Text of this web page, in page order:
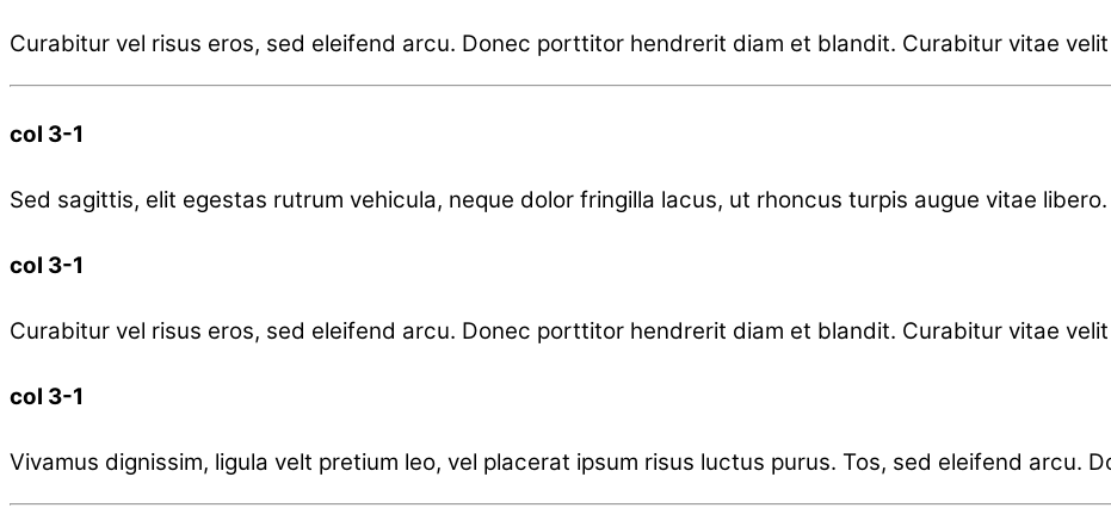
Curabitur vel risus eros, sed eleifend arcu. Donec porttitor hendrerit diam et blandit. Curabitur vitae
col 3-1
Sed sagittis, elit egestas rutrum vehicula, neque dolor fringilla lacus, ut rhoncus turpis augue vitae
col 3-1
Curabitur vel risus eros, sed eleifend arcu. Donec porttitor hendrerit diam et blandit. Curabitur vitae
col 3-1
Vivamus dignissim, ligula velt pretium leo, vel placerat ipsum risus luctus purus. Tos, sed eleifend arcu.